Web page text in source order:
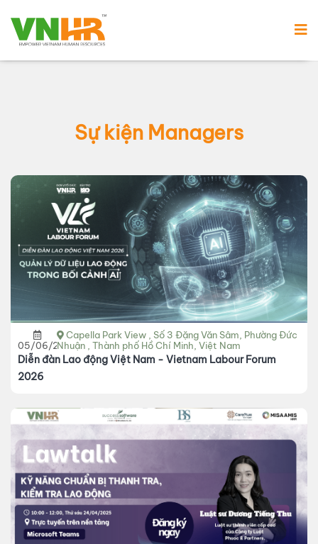
Sự kiện Managers
05/06/2026
Capella Park View , Số 3 Đặng Văn Sâm, Phường Đức
Nhuận , Thành phố Hồ Chí Minh, Việt Nam
Diễn đàn Lao động Việt Nam - Vietnam Labour Forum
2026